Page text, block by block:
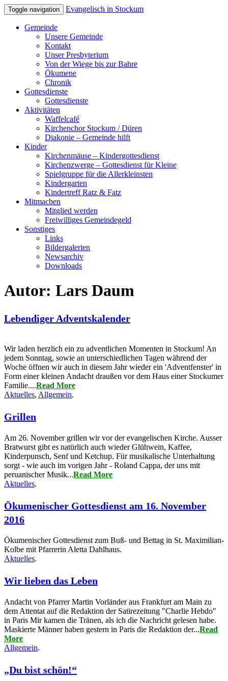
Toggle navigation Evangelisch in Stockum
Gemeinde
Unsere Gemeinde
Kontakt
Unser Presbyterium
Von der Wiege bis zur Bahre
Ökumene
Chronik
Gottesdienste
Gottesdienste
Aktivitäten
Waffelcafé
Kirchenchor Stockum / Düren
Diakonie – Gemeinde hilft
Kinder
Kirchenmäuse – Kindergottesdienst
Kirchenzwerge – Gottesdienst für Kleine
Spielgruppe für die Allerkleinsten
Kindergarten
Kindertreff Ratz & Fatz
Mitmachen
Mitglied werden
Freiwilliges Gemeindegeld
Sonstiges
Links
Bildergalerien
Newsarchiv
Downloads
Autor: Lars Daum
Lebendiger Adventskalender
Wir laden herzlich ein zu adventlichen Momenten in Stockum! An
jedem Sonntag, sowie an unterschiedlichen Tagen während der
Woche öffnen wir auch in diesem Jahr wieder ein 'Adventfenster' in
Form einer kleinen Andacht draußen vor dem Haus einer Stockumer
Familie....Read More
Aktuelles, Allgemein.
Grillen
Am 26. November grillen wir vor der evangelischen Kirche. Ausser
Bratwurst gibt es natürlich auch wieder Glühwein, Kaffee,
Kinderpunsch, Senf und Ketchup. Für musikalische Unterhaltung
sorgt - wie auch im vorigen Jahr - Roland Cappa, der uns mit
peruanischer Musik...Read More
Aktuelles.
Ökumenischer Gottesdienst am 16. November
2016
Ökumenischer Gottesdienst zum Buß- und Bettag in St. Maximilian-
Kolbe mit Pfarrerin Aletta Dahlhaus.
Aktuelles.
Wir lieben das Leben
Andacht von Pfarrer Martin Vorländer aus Frankfurt am Main zu
dem Attentat auf die Redaktion der Satirezeitung "Charlie Hebdo"
in Paris Mir kamen die Tränen, als ich die Nachricht gelesen habe.
Maskierte Männer haben gestern in Paris die Redaktion der...Read
More
Allgemein.
„Du bist schön!“